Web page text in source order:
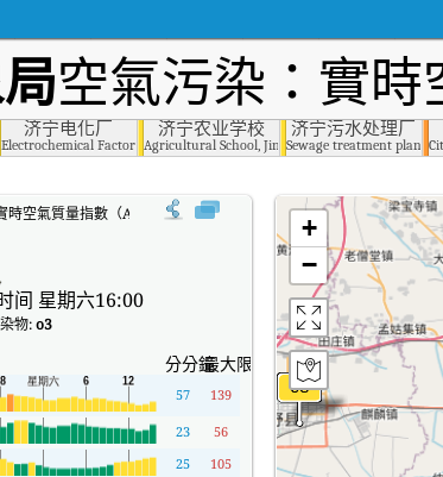
空氣污染：實時
Jiaxiang County
济宁电化厂
Electrochemical Factory, Jining
济宁农业学校
Agricultural School, Jining
济宁污水处理厂
Sewage treatment plant,
時空氣質量指數（AQI）。
间 星期六16:00
物:o3
分分鐘最大限度
57 139
23 56
25 105
+
−